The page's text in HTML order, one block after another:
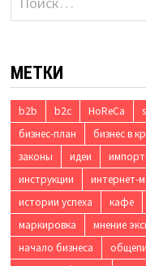
МЕТКИ
b2b b2c HoReCa
бизнес-план
бизнес в
законы
идеи
инструкции
интернет-
истории успеха
кафе
маркировка
мнение
начало бизнеса